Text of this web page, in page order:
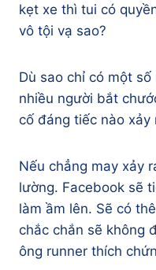
kẹt xe thì tui có
vô tội vạ sao?
Dù sao chỉ có một số
nhiều người bắt
cố đáng tiếc nào xảy
Nếu chẳng may xảy
lường. Facebook sẽ
làm ầm lên. Sẽ có
chắc chắn sẽ không
ông runner thích